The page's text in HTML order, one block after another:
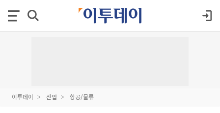
이투데이 산업 항공/물류